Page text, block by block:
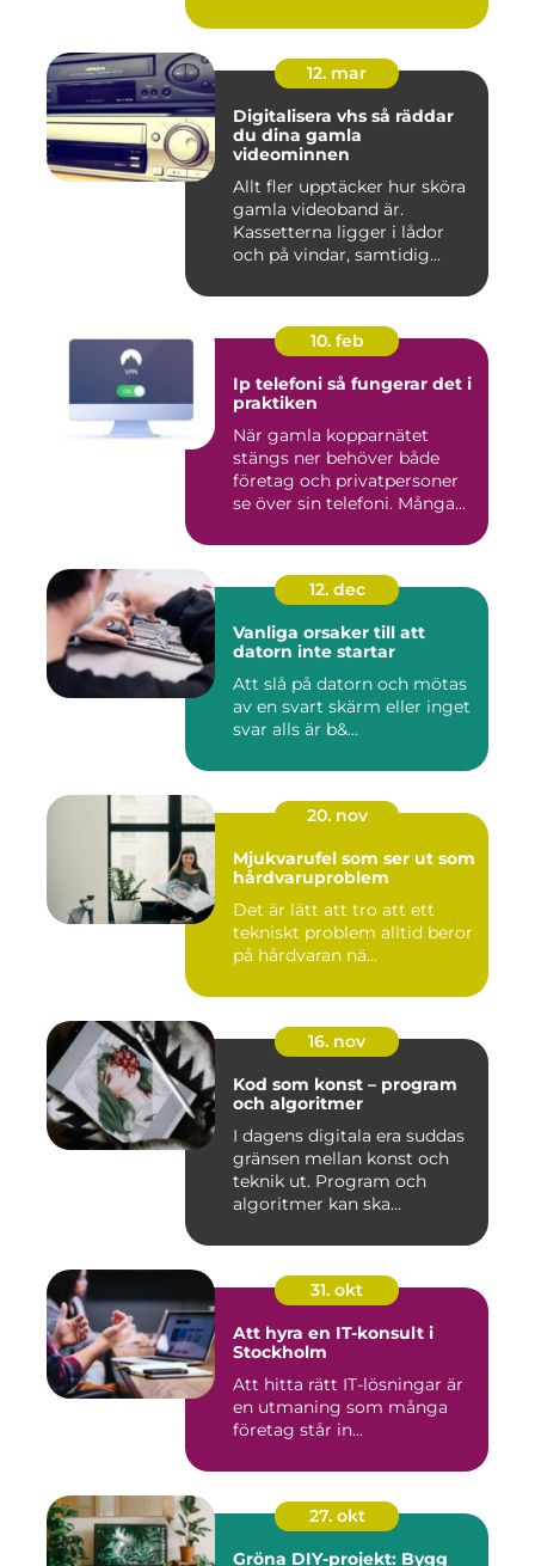
12. mar
Digitalisera vhs så räddar
du dina gamla
videominnen
Allt fler upptäcker hur sköra
gamla videoband är.
Kassetterna ligger i lådor
och på vindar, samtidig...
10. feb
Ip telefoni så fungerar det i
praktiken
När gamla kopparnätet
stängs ner behöver både
företag och privatpersoner
se över sin telefoni. Många...
12. dec
Vanliga orsaker till att
datorn inte startar
Att slå på datorn och mötas
av en svart skärm eller inget
svar alls är b&...
20. nov
Mjukvarufel som ser ut som
hårdvaruproblem
Det är lätt att tro att ett
tekniskt problem alltid beror
på hårdvaran nä...
16. nov
Kod som konst – program
och algoritmer
I dagens digitala era suddas
gränsen mellan konst och
teknik ut. Program och
algoritmer kan ska...
31. okt
Att hyra en IT-konsult i
Stockholm
Att hitta rätt IT-lösningar är
en utmaning som många
företag står in...
27. okt
Gröna DIY-projekt: Bygg